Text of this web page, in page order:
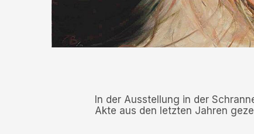
In der Ausstellung in der
Akte aus den letzten Jahren